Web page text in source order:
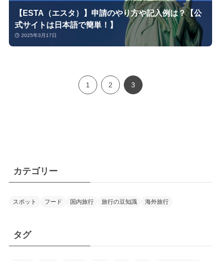
【ESTA（エスタ）】申請のやり方や記入例は？【公
式サイトは日本語で簡単！】
2025年3月17日
1 2 3
カテゴリー
スポット フード 国内旅行 旅行の豆知識 海外旅行
タグ